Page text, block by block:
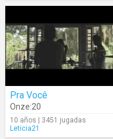
Pra Você
Onze:20
10 años | 3451 jugadas
Leticia21